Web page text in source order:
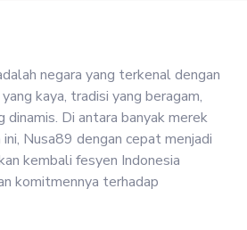
negara yang terkenal dengan
kaya, tradisi yang beragam,
dinamis. Di antara banyak merek
Nusa89 dengan cepat menjadi
kembali fesyen Indonesia
komitmennya terhadap